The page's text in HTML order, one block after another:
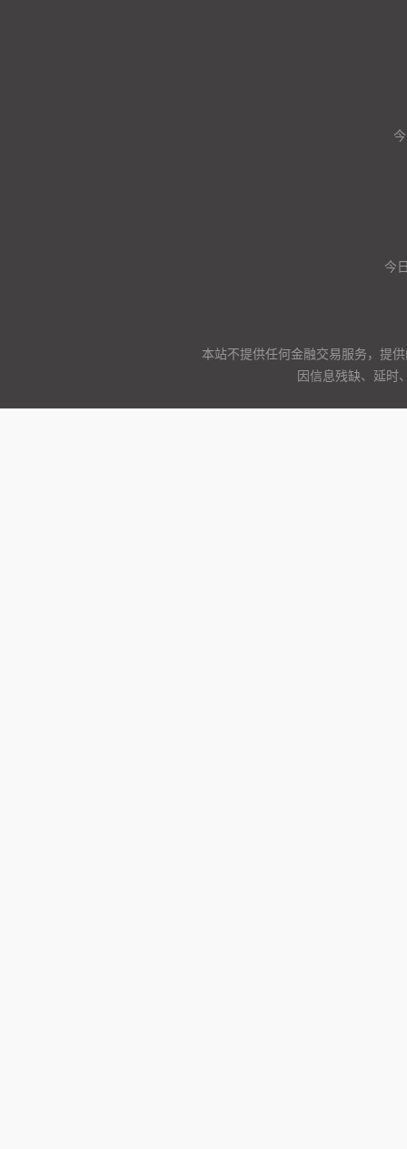
今
本站不提供任何金融交易服务，提
因信息残缺、延时